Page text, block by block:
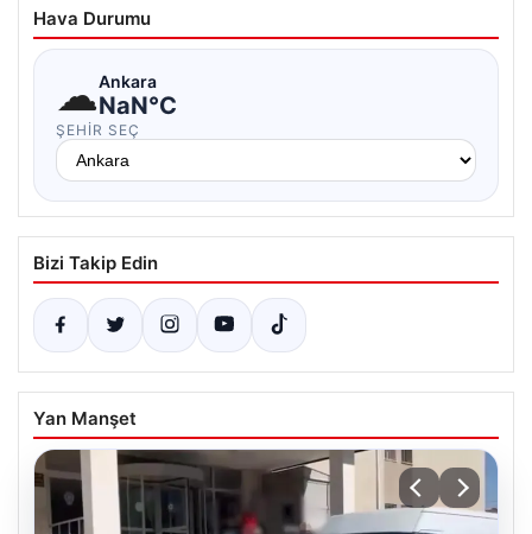
Hava Durumu
☁Ankara
NaN°C
ŞEHIR SEÇ
Bizi Takip Edin
Yan Manşet